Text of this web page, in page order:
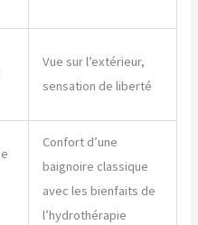
Vue sur l’extérieur,
sensation de liberté
Confort d’une
baignoire classique
avec les bienfaits de
l’hydrothérapie